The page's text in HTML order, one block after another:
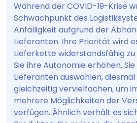
Während der COVID-19-Krise
Schwachpunkt des
Anfälligkeit aufgrund der
Lieferanten. Ihre Priorität wird
Lieferkette widerstandsfähig
Sie ihre Autonomie erhöhen.
Lieferanten auswählen, diesmal
gleichzeitig vervielfachen, um
mehrere Möglichkeiten der
verfügen. Ähnlich verhält es